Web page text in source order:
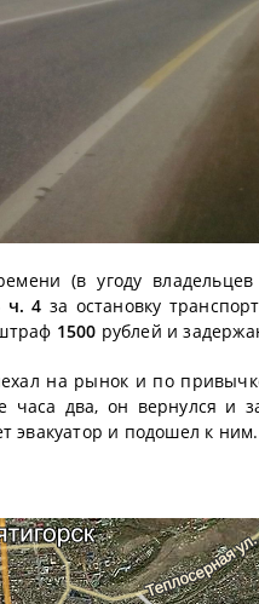
(в угоду
ч. 4 за остановку
1500 рублей и
на рынок и по
часа два, он вернулся и
эвакуатор и подошел к ним.